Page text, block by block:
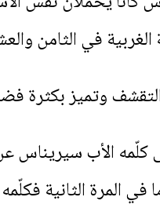
وتميز بكثرة
المرة الأولى كلّمه الأب
في المرة الثانية